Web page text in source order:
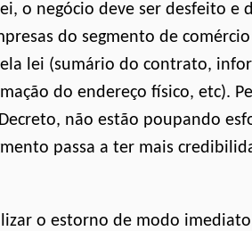
o negócio deve ser desfeito e
do segmento de
lei (sumário do contrato,
do endereço físico, etc).
não estão poupando
passa a ter mais
o estorno de modo